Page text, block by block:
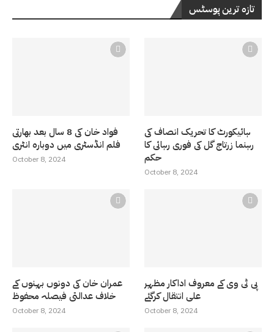
تازہ ترین پوسٹس
فواد خان کی 8 سال بعد بھارتی
فلم انڈسٹری میں دوبارہ انٹری
October 8, 2024
ہائیکورٹ کا تحریک انصاف کی
رہنما زرتاج گل کی فوری رہائی کا
حکم
October 8, 2024
عمران خان کی دونوں بہنوں کے
خلاف عدالتی فیصلہ محفوظ
October 8, 2024
پی ٹی وی کے معروف اداکار مظہر
علی انتقال کرگئے
October 8, 2024